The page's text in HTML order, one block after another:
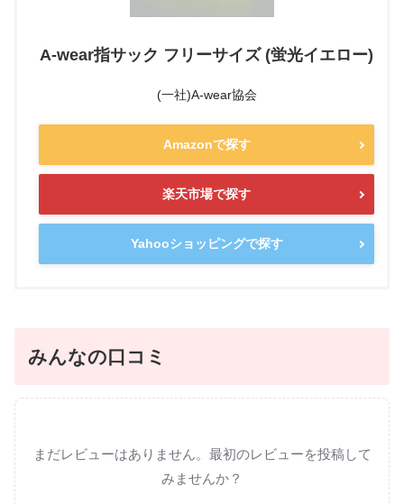
A-wear指サック フリーサイズ (蛍光イエロー)
(一社)A-wear協会
Amazonで探す
楽天市場で探す
Yahooショッピングで探す
みんなの口コミ
まだレビューはありません。最初のレビューを投稿して
みませんか？